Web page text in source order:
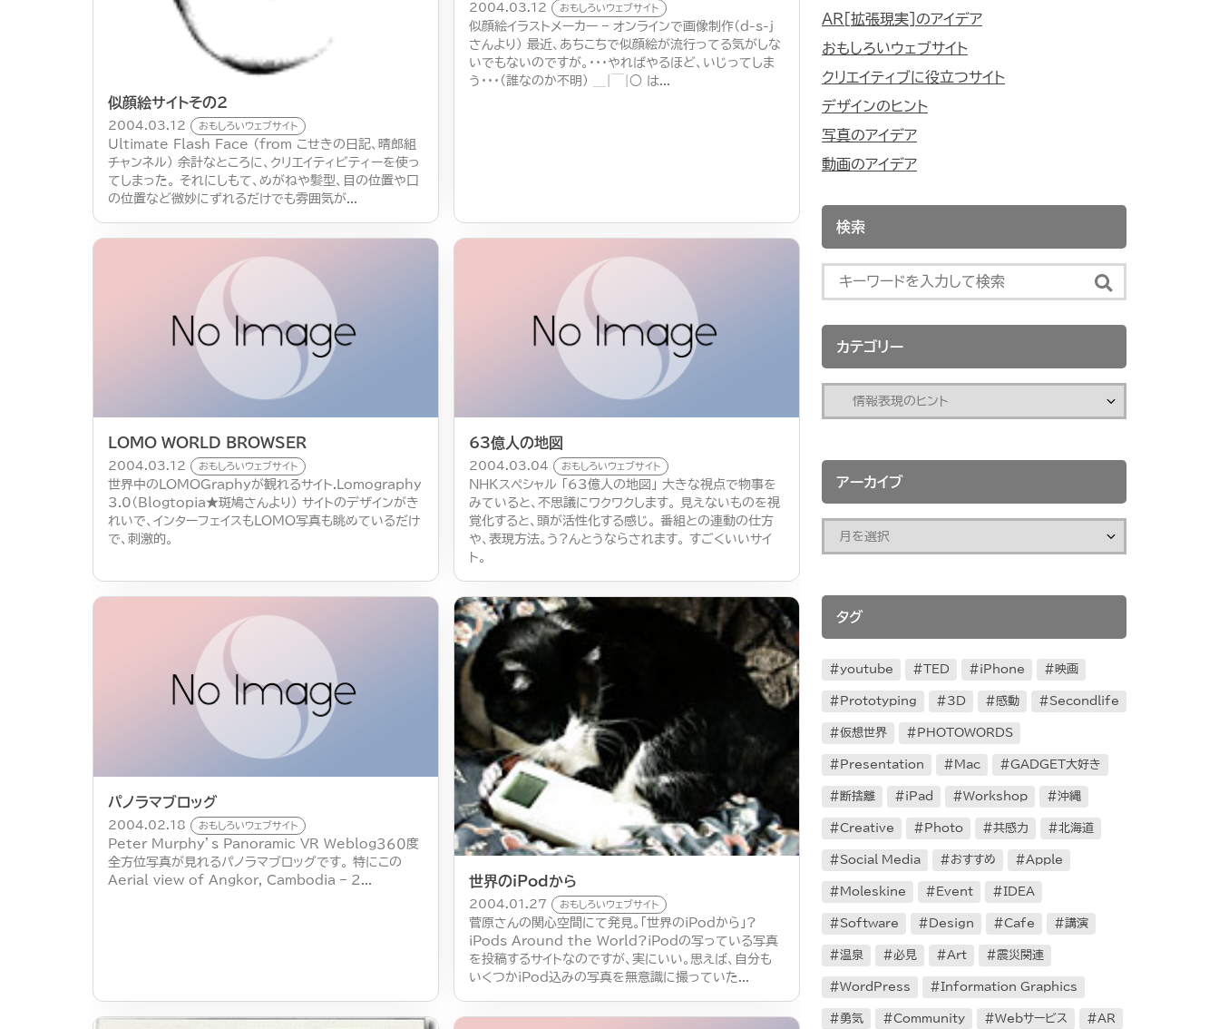
似顔絵サイトその２
2004.03.12 おもしろいウェブサイト
Ultimate Flash Face （from こせきの日記、晴郎組
チャンネル） 余計なところに、クリエイティビティーを使っ
てしまった。 それにしもて、めがねや髪型、目の位置や口
の位置など微妙にずれるだけでも雰囲気が...
2004.03.12 おもしろいウェブサイト
似顔絵イラストメーカー – オンラインで画像制作（d-s-j
さんより） 最近、あちこちで似顔絵が流行ってる気がしな
いでもないのですが。・・・やればやるほど、いじってしま
う・・・（誰なのか不明） ＿|￣|○ は...
LOMO WORLD BROWSER
2004.03.12 おもしろいウェブサイト
世界中のLOMOGraphyが観れるサイト.Lomography
3.0（Blogtopia★斑鳩さんより） サイトのデザインがき
れいで、インターフェイスもLOMO写真も眺めているだけ
で、刺激的。
63億人の地図
2004.03.04 おもしろいウェブサイト
NHKスペシャル 「63億人の地図」 大きな視点で物事を
みていると、不思議にワクワクします。 見えないものを視
覚化すると、頭が活性化する感じ。 番組との連動の仕方
や、表現方法。う?んとうならされます。 すごくいいサイ
ト。
パノラマブロッグ
2004.02.18 おもしろいウェブサイト
Peter Murphy’s Panoramic VR Weblog３６０度
全方位写真が見れるパノラマブロッグです。 特にこの
Aerial view of Angkor, Cambodia – 2...
世界のiPodから
2004.01.27 おもしろいウェブサイト
菅原さんの関心空間にて発見。「世界のiPodから」?
iPods Around the World?iPodの写っている写真
を投稿するサイトなのですが、実にいい。思えば、自分も
いくつかiPod込みの写真を無意識に撮っていた...
AR[拡張現実]のアイデア
おもしろいウェブサイト
クリエイティブに役立つサイト
デザインのヒント
写真のアイデア
動画のアイデア
検索
カテゴリー
アーカイブ
タグ
youtube TED iPhone 映画
Prototyping 3D 感動 Secondlife
仮想世界 PHOTOWORDS
Presentation Mac GADGET大好き
断捨離 iPad Workshop 沖縄
Creative Photo 共感力 北海道
Social Media おすすめ Apple
Moleskine Event IDEA
Software Design Cafe 講演
温泉 必見 Art 震災関連
WordPress Information Graphics
勇気 Community Webサービス AR